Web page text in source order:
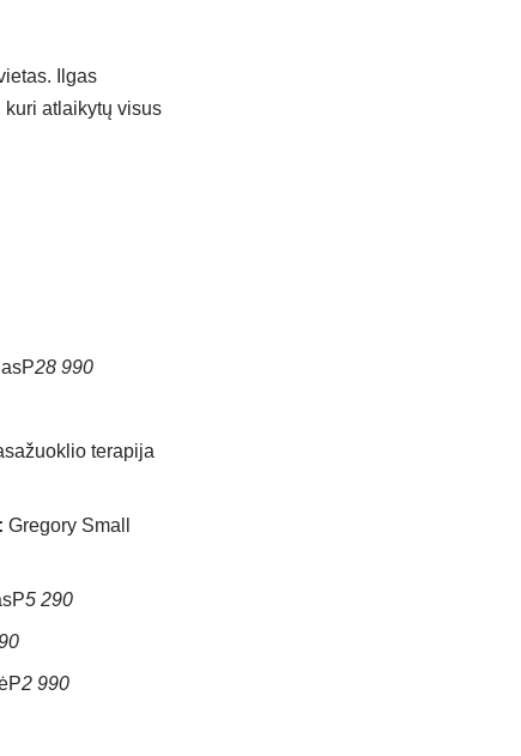
Ilgas
atlaikytų visus
P28 990
terapija
Gregory Small
P5 290
P2 990